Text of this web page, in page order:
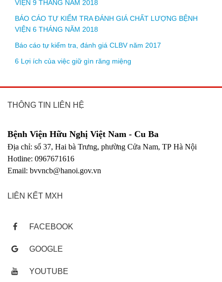
VIỆN 9 THÁNG NĂM 2018
BÁO CÁO TỰ KIỂM TRA ĐÁNH GIÁ CHẤT LƯỢNG BỆNH
VIỆN 6 THÁNG NĂM 2018
Báo cáo tự kiểm tra, đánh giá CLBV năm 2017
6 Lợi ích của việc giữ gìn răng miệng
THÔNG TIN LIÊN HỆ
Bệnh Viện Hữu Nghị Việt Nam - Cu Ba
Địa chỉ: số 37, Hai bà Trưng, phường Cửa Nam, TP Hà Nội
Hotline: 0967671616
Email: bvvncb@hanoi.gov.vn
LIÊN KẾT MXH
FACEBOOK
GOOGLE
YOUTUBE